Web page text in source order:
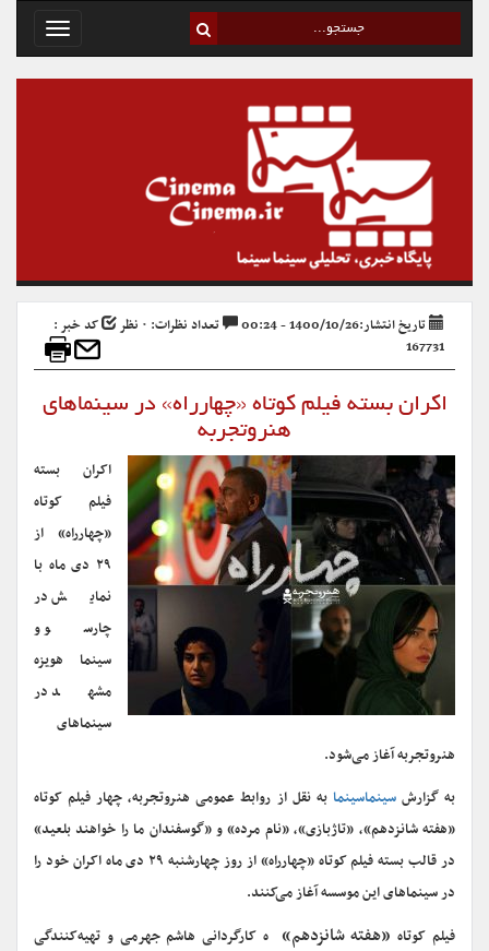
Toggle
تاریخ انتشار:1400/10/26 - 00:24 تعداد نظرات: ۰ نظر
کد خبر :
167731
اکران بسته فیلم کوتاه «چهارراه» در سینماهای
هنروتجربه
اکران بسته
فیلم کوتاه
«چهارراه» از
۲۹ دی ماه با
نمایش در
چارسو و
سینما هویزه
مشهد در
سینماهای
هنروتجربه آغاز می‌شود.
به گزارشسینماسینما به نقل از روابط عمومی هنروتجربه، چهار فیلم کوتاه
«هفته شانزدهم»، «تاژبازی»، «نام مرده» و «گوسفندان ما را خواهند بلعید»
در قالب بسته فیلم کوتاه «چهارراه» از روز چهارشنبه ۲۹ دی ماه اکران خود را
در سینماهای این موسسه آغاز می‌کنند.
فیلم کوتاه«هفته شانزدهم» ه کارگردانی هاشم جهرمی و تهیه‌کنندگی